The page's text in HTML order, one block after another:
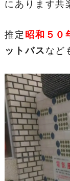
にあります共
推定 昭和５０
ットバス など